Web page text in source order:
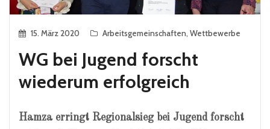
15. März 2020 Arbeitsgemeinschaften, Wettbewerbe
WG bei Jugend forscht
wiederum erfolgreich
Hamza erringt Regionalsieg bei Jugend forscht